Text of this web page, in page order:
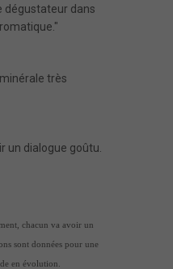
dégustateur dans
très
un dialogue goûtu.
chacun va avoir un
sont données pour une
en évolution.